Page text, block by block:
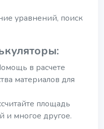
уравнений, поиск
в расчете
материалов для
площадь
и многое другое.